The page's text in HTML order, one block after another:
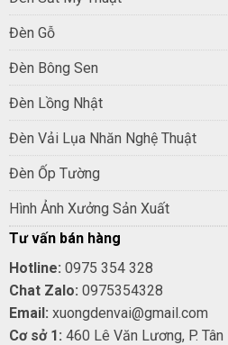
Đèn Gỗ
Đèn Bông Sen
Đèn Lồng Nhật
Đèn Vải Lụa Nhăn Nghệ Thuật
Đèn Ốp Tường
Hình Ảnh Xưởng Sản Xuất
Tư vấn bán hàng
Hotline: 0975 354 328
Chat Zalo: 0975354328
Email: xuongdenvai@gmail.com
Cơ sở 1: 460 Lê Văn Lương, P.